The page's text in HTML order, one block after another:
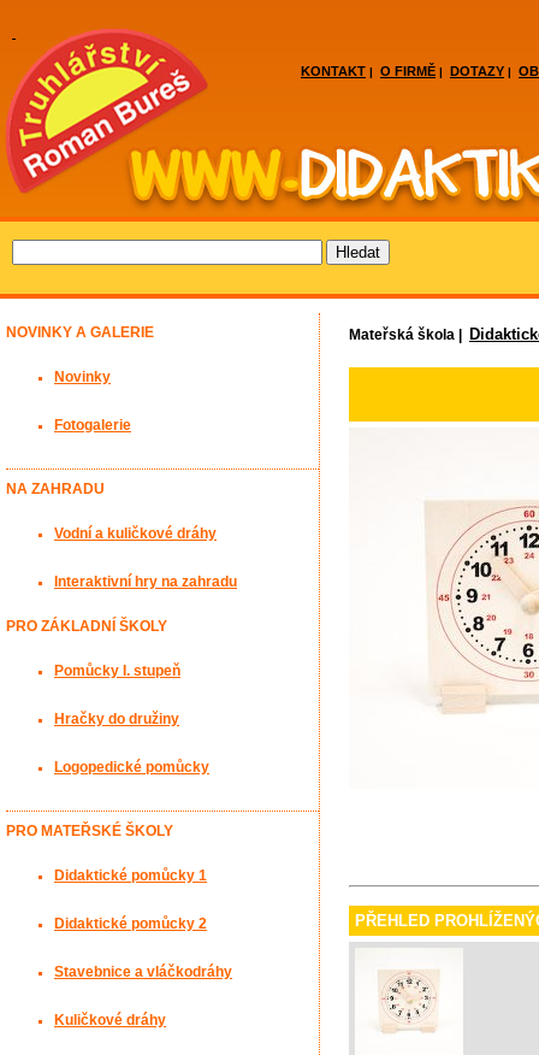
KONTAKT | O FIRMĚ | DOTAZY |
Mateřská škola |
PŘEHLED
NOVINKY A GALERIE
Novinky
Fotogalerie
NA ZAHRADU
Vodní a kuličkové dráhy
Interaktivní hry na zahradu
PRO ZÁKLADNÍ ŠKOLY
Pomůcky I. stupeň
Hračky do družiny
Logopedické pomůcky
PRO MATEŘSKÉ ŠKOLY
Didaktické pomůcky 1
Didaktické pomůcky 2
Stavebnice a vláčkodráhy
Kuličkové dráhy